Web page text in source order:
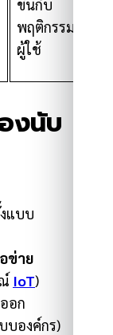
ขึ้นกับ
พฤติกรรม
ผู้ใช้
งนับ
แบบ
ข่าย
IoT)
อก
บองค์กร)